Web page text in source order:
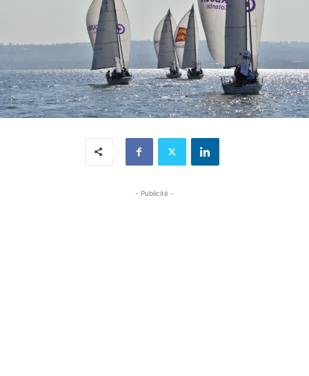
- Publicité -